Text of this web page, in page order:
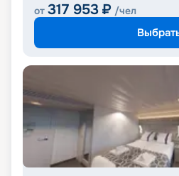
от 317 953 ₽ /чел